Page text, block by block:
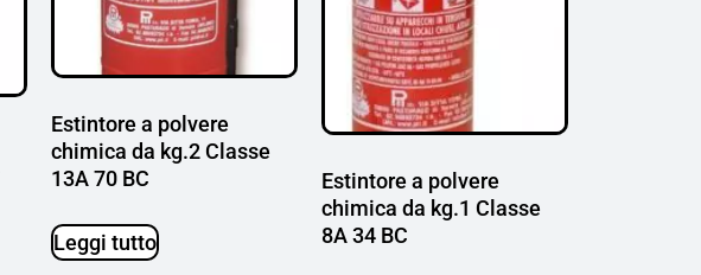
Estintore a polvere
chimica da kg.2 Classe
13A 70 BC
Leggi tutto
Estintore a polvere
chimica da kg.1 Classe
8A 34 BC